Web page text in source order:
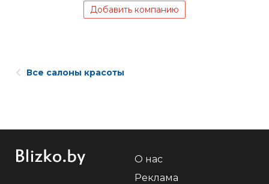
Добавить компанию
Все салоны красоты
О нас
Реклама